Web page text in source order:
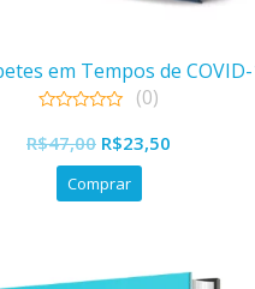
em Tempos de
out
of
(0)
R$47,00 R$23,50
Comprar